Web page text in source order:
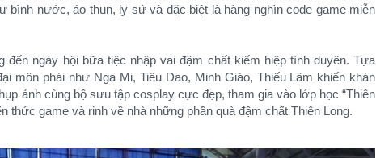
bình nước, áo thun, ly sứ và đặc biệt là hàng nghìn code game miễn
đến ngày hội bữa tiệc nhập vai đậm chất kiếm hiệp tình duyên. Tựa
môn phái như Nga Mi, Tiêu Dao, Minh Giáo, Thiếu Lâm khiến khán
ảnh cùng bộ sưu tập cosplay cực đẹp, tham gia vào lớp học “Thiên
thức game và rinh về nhà những phần quà đậm chất Thiên Long.